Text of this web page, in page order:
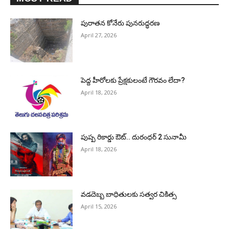
పురాత‌న కోనేరు పున‌రుద్ధ‌ర‌ణ
April 27, 2026
పెద్ద హీరోల‌కు ప్రేక్ష‌కులంటే గౌర‌వం లేదా?
April 18, 2026
పుష్ప రికార్డు ఔట్‌.. దురంధ‌ర్ 2 సునామీ
April 18, 2026
వడదెబ్బ బాధితులకు సత్వర చికిత్స
April 15, 2026